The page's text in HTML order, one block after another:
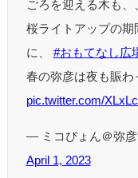
ごろを迎える木も、
桜ライトアップの期
に、 #おもてなし広
春の弥彦は夜も賑わ
pic.twitter.com/
— ミコぴょん＠弥彦
April 1, 2023